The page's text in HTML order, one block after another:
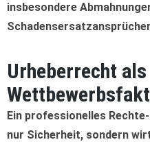
insbesondere
Urheberrecht als
Ein professionelles
nur Sicherheit, sondern